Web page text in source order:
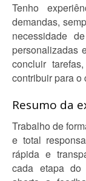
Tenho
demandas,
necessidade
personalizadas
concluir
contribuir para o
Resumo da
Trabalho de
e total
rápida e
cada etapa do